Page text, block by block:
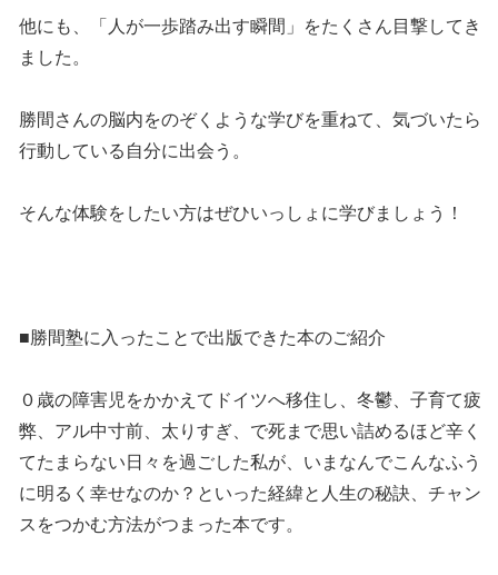
他にも、「人が一歩踏み出す瞬間」をたくさん目撃してき
ました。
勝間さんの脳内をのぞくような学びを重ねて、気づいたら
行動している自分に出会う。
そんな体験をしたい方はぜひいっしょに学びましょう！
■勝間塾に入ったことで出版できた本のご紹介
０歳の障害児をかかえてドイツへ移住し、冬鬱、子育て疲
弊、アル中寸前、太りすぎ、で死まで思い詰めるほど辛く
てたまらない日々を過ごした私が、いまなんでこんなふう
に明るく幸せなのか？といった経緯と人生の秘訣、チャン
スをつかむ方法がつまった本です。